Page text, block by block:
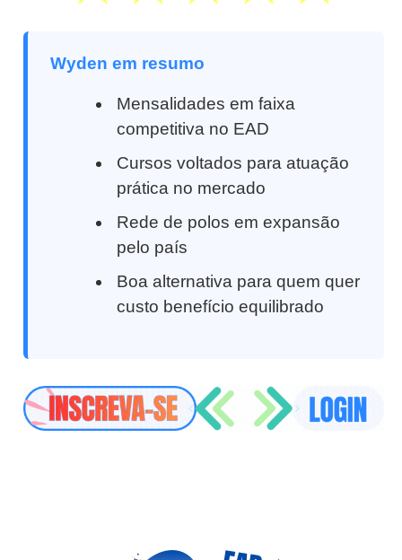
Wyden em resumo
Mensalidades em faixa
competitiva no EAD
Cursos voltados para atuação
prática no mercado
Rede de polos em expansão
pelo país
Boa alternativa para quem quer
custo benefício equilibrado